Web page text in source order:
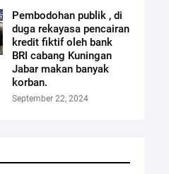
Pembodohan publik , di
duga rekayasa pencairan
kredit fiktif oleh bank
BRI cabang Kuningan
Jabar makan banyak
korban.
September 22, 2024